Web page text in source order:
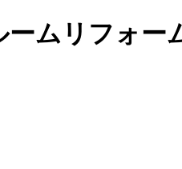
ムリフォー